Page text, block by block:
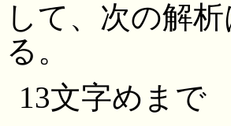
して、次の解
る。
13文字めまで